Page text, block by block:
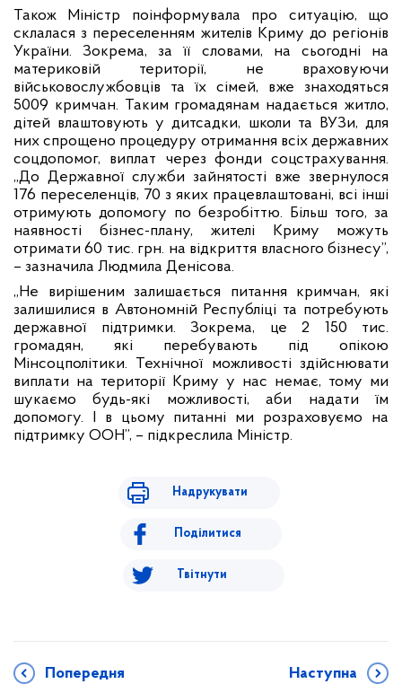
Також Міністр поінформувала про ситуацію, що
склалася з переселенням жителів Криму до регіонів
України. Зокрема, за її словами, на сьогодні на
материковій території, не враховуючи
військовослужбовців та їх сімей, вже знаходяться
5009 кримчан. Таким громадянам надається житло,
дітей влаштовують у дитсадки, школи та ВУЗи, для
них спрощено процедуру отримання всіх державних
соцдопомог, виплат через фонди соцстрахування.
„До Державної служби зайнятості вже звернулося
176 переселенців, 70 з яких працевлаштовані, всі інші
отримують допомогу по безробіттю. Більш того, за
наявності бізнес-плану, жителі Криму можуть
отримати 60 тис. грн. на відкриття власного бізнесу”,
– зазначила Людмила Денісова.
„Не вирішеним залишається питання кримчан, які
залишилися в Автономній Республіці та потребують
державної підтримки. Зокрема, це 2 150 тис.
громадян, які перебувають під опікою
Мінсоцполітики. Технічної можливості здійснювати
виплати на території Криму у нас немає, тому ми
шукаємо будь-які можливості, аби надати їм
допомогу. І в цьому питанні ми розраховуємо на
підтримку ООН”, – підкреслила Міністр.
Надрукувати
Поділитися
Твітнути
Попередня Наступна